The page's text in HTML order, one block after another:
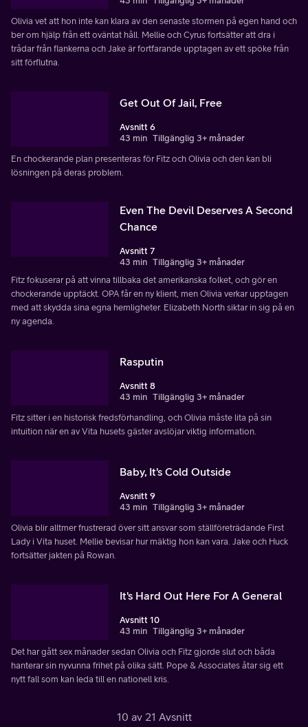
Olivia vet att hon inte kan klara av den senaste stormen på egen hand och
ber om hjälp från ett oväntat håll. Mellie och Cyrus fortsätter att dra i
trådar från flankerna och Jake är fortfarande upptagen av ett spöke från
sitt förflutna.
Get Out Of Jail, Free
Avsnitt 6
43 min Tillgänglig 3+ månader
En chockerande plan presenteras för Fitz och Olivia och den kan bli
lösningen på deras problem.
Even The Devil Deserves A Second
Chance
Avsnitt 7
43 min Tillgänglig 3+ månader
Fitz fokuserar på att vinna tillbaka det amerikanska folket, och gör en
chockerande upptäckt. OPA får en ny klient, men Olivia verkar upptagen
med att skydda sina egna hemligheter. Elizabeth North siktar in sig på en
ny agenda.
Rasputin
Avsnitt 8
43 min Tillgänglig 3+ månader
Fitz sitter i en historisk fredsförhandling, och Olivia måste lita på sin
intuition när en av Vita husets gäster avslöjar viktig information.
Baby, It's Cold Outside
Avsnitt 9
43 min Tillgänglig 3+ månader
Olivia blir alltmer frustrerad över sitt ansvar som ställföreträdande First
Lady i Vita huset. Mellie bevisar hur mäktig hon kan vara. Jake och Huck
fortsätter jakten på Rowan.
It's Hard Out Here For A General
Avsnitt 10
43 min Tillgänglig 3+ månader
Det har gått sex månader sedan Olivia och Fitz gjorde slut och båda
hanterar sin nyvunna frihet på olika sätt. Pope & Associates åtar sig ett
nytt fall som kan leda till en nationell kris.
10 av 21 Avsnitt